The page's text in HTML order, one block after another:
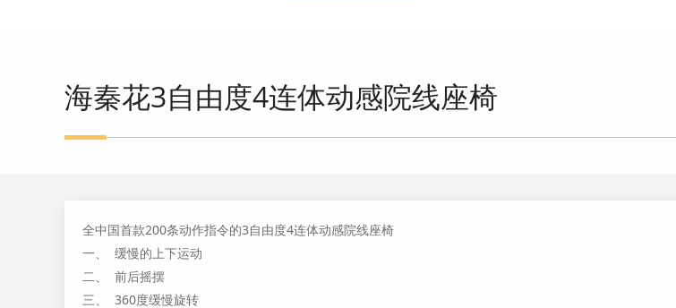
海秦花3自由度4连体动感院线座椅
全中国首款200条动作指令的3自由度4连体动感院线座椅
一、 缓慢的上下运动
二、 前后摇摆
三、 360度缓慢旋转